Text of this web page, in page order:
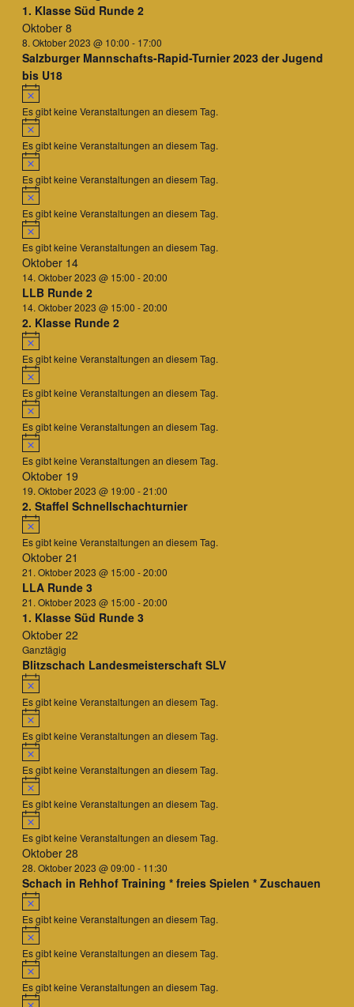
1. Klasse Süd Runde 2
Oktober 8
8. Oktober 2023 @ 10:00 - 17:00
Salzburger Mannschafts-Rapid-Turnier 2023 der Jugend
bis U18
Hinweis
Es gibt keine Veranstaltungen an diesem Tag.
Hinweis
Es gibt keine Veranstaltungen an diesem Tag.
Hinweis
Es gibt keine Veranstaltungen an diesem Tag.
Hinweis
Es gibt keine Veranstaltungen an diesem Tag.
Hinweis
Es gibt keine Veranstaltungen an diesem Tag.
Oktober 14
14. Oktober 2023 @ 15:00 -20:00
LLB Runde 2
14. Oktober 2023 @ 15:00 -20:00
2. Klasse Runde 2
Hinweis
Es gibt keine Veranstaltungen an diesem Tag.
Hinweis
Es gibt keine Veranstaltungen an diesem Tag.
Hinweis
Es gibt keine Veranstaltungen an diesem Tag.
Hinweis
Es gibt keine Veranstaltungen an diesem Tag.
Oktober 19
19. Oktober 2023 @ 19:00 -21:00
2. Staffel Schnellschachturnier
Hinweis
Es gibt keine Veranstaltungen an diesem Tag.
Oktober 21
21. Oktober 2023 @ 15:00 -20:00
LLA Runde 3
21. Oktober 2023 @ 15:00 -20:00
1. Klasse Süd Runde 3
Oktober 22
Ganztägig
Blitzschach Landesmeisterschaft SLV
Hinweis
Es gibt keine Veranstaltungen an diesem Tag.
Hinweis
Es gibt keine Veranstaltungen an diesem Tag.
Hinweis
Es gibt keine Veranstaltungen an diesem Tag.
Hinweis
Es gibt keine Veranstaltungen an diesem Tag.
Hinweis
Es gibt keine Veranstaltungen an diesem Tag.
Oktober 28
28. Oktober 2023 @ 09:00 - 11:30
Schach in Rehhof Training * freies Spielen * Zuschauen
Hinweis
Es gibt keine Veranstaltungen an diesem Tag.
Hinweis
Es gibt keine Veranstaltungen an diesem Tag.
Hinweis
Es gibt keine Veranstaltungen an diesem Tag.
Hinweis